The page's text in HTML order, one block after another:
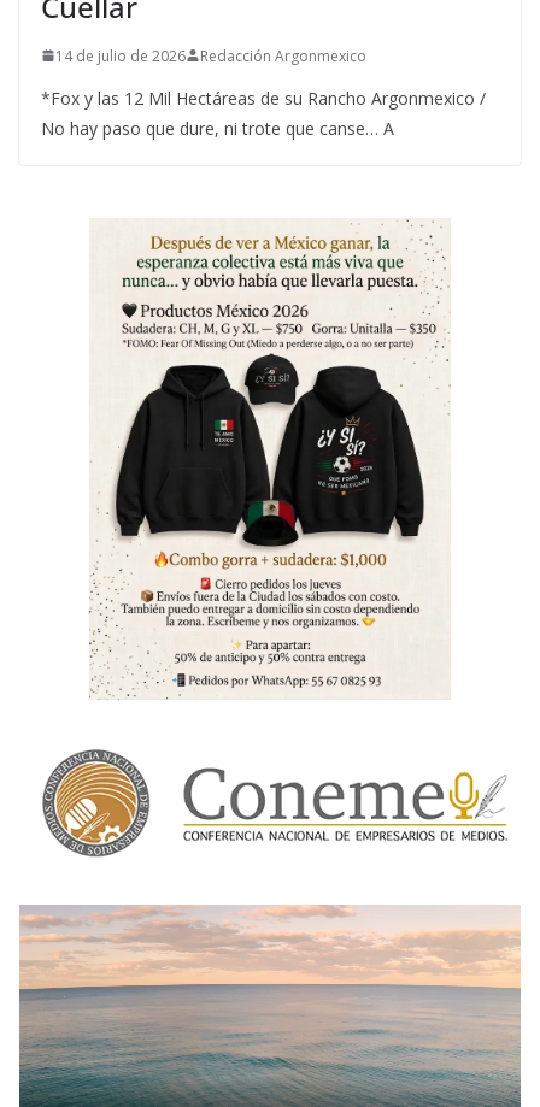
14 de julio de 2026 Redacción Argonmexico
*Fox y las 12 Mil Hectáreas de su Rancho Argonmexico /
No hay paso que dure, ni trote que canse… A